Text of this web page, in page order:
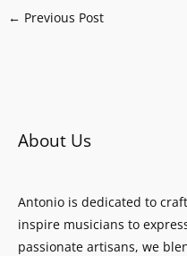
← Previous Post
About Us
Antonio is dedicated to
inspire musicians to
passionate artisans, we